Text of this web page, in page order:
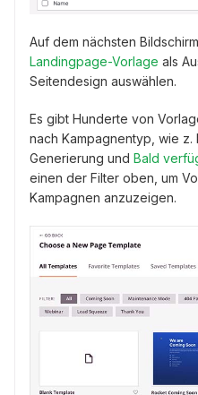
Auf dem nächsten
Landingpage-Vorlage als
Seitendesign auswählen.
Es gibt Hunderte von
nach Kampagnentyp, wie z.
Generierung und Bald
einen der Filter oben, um
Kampagnen anzuzeigen.